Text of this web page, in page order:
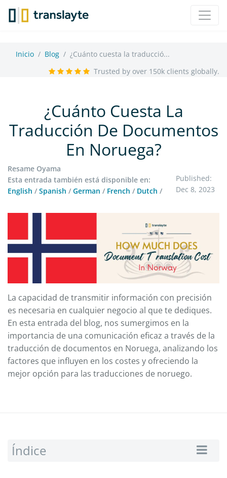
Inicio Blog
¿Cuánto cuesta la traducció...
Trusted by over 150k clients globally.
¿Cuánto Cuesta La
Traducción De Documentos
En Noruega?
Resame Oyama
Esta entrada también está disponible en:
English / Spanish / German / French / Dutch /
Published:
Dec 8, 2023
La capacidad de transmitir información con precisión
es necesaria en cualquier negocio al que te dediques.
En esta entrada del blog, nos sumergimos en la
importancia de una comunicación eficaz a través de la
traducción de documentos en Noruega, analizando los
factores que influyen en los costes y ofreciendo la
mejor opción para las traducciones de noruego.
Índice